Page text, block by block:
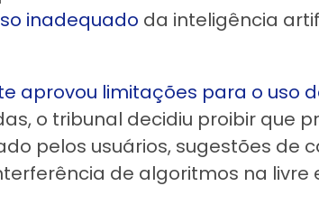
inadequado da inteligência
aprovou limitações para o uso
o tribunal decidiu proibir que
pelos usuários, sugestões de
de algoritmos na livre